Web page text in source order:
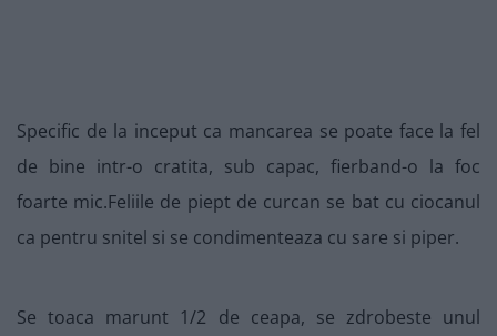
Specific de la inceput ca mancarea se poate face la fel
de bine intr-o cratita, sub capac, fierband-o la foc
foarte mic.Feliile de piept de curcan se bat cu ciocanul
ca pentru snitel si se condimenteaza cu sare si piper.
Se toaca marunt 1/2 de ceapa, se zdrobeste unul